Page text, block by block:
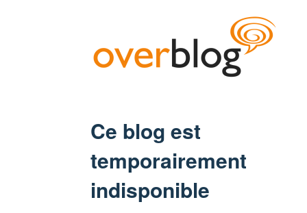
Ce blog est
temporairement
indisponible